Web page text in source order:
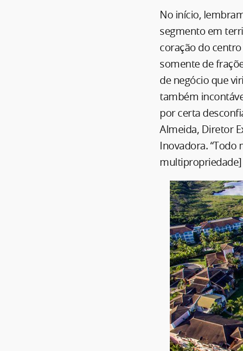
No início,
segmento em
coração do
somente de
de negócio que
também
por certa
Almeida, Diretor
Inovadora.
multipropriedade]